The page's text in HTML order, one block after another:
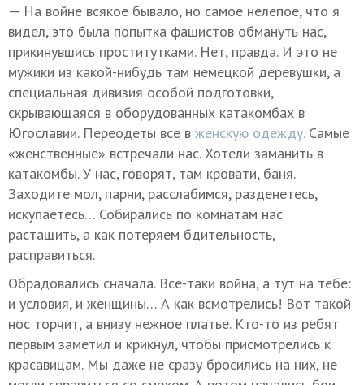
— На войне всякое бывало, но самое нелепое, что я
видел, это была попытка фашистов обмануть нас,
прикинувшись проститутками. Нет, правда. И это не
мужики из какой-нибудь там немецкой деревушки, а
специальная дивизия особой подготовки,
скрывающаяся в оборудованных катакомбах в
Югославии. Переодеты все в женскую одежду.Самые
«женственные» встречали нас. Хотели заманить в
катакомбы. У нас, говорят, там кровати, баня.
Заходите мол, парни, расслабимся, разденетесь,
искупаетесь… Собирались по комнатам нас
растащить, а как потеряем бдительность,
расправиться.
Обрадовались сначала. Все-таки война, а тут на тебе:
и условия, и женщины… А как всмотрелись! Вот такой
нос торчит, а внизу нежное платье. Кто-то из ребят
первым заметил и крикнул, чтобы присмотрелись к
красавицам. Мы даже не сразу бросились на них, не